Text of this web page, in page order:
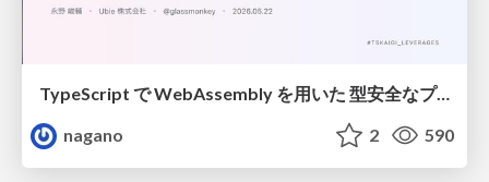
TypeScript で WebAssembly を用いた 型安全なプラグイン設計
nagano
2 590